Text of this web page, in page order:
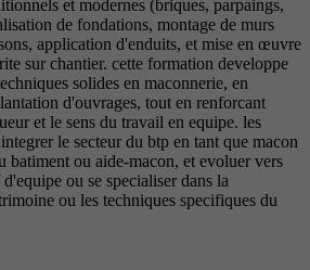
et modernes (briques, parpaings,
de fondations, montage de murs
application d'enduits, et mise en œuvre
sur chantier. cette formation developpe
solides en maconnerie, en
d'ouvrages, tout en renforcant
et le sens du travail en equipe. les
le secteur du btp en tant que macon
batiment ou aide-macon, et evoluer vers
ou se specialiser dans la
ou les techniques specifiques du